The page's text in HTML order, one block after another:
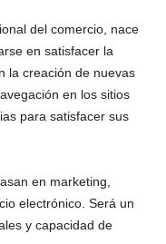
del comercio, nace
en satisfacer la
la creación de nuevas
en los sitios
para satisfacer sus
en marketing,
electrónico. Será un
y capacidad de